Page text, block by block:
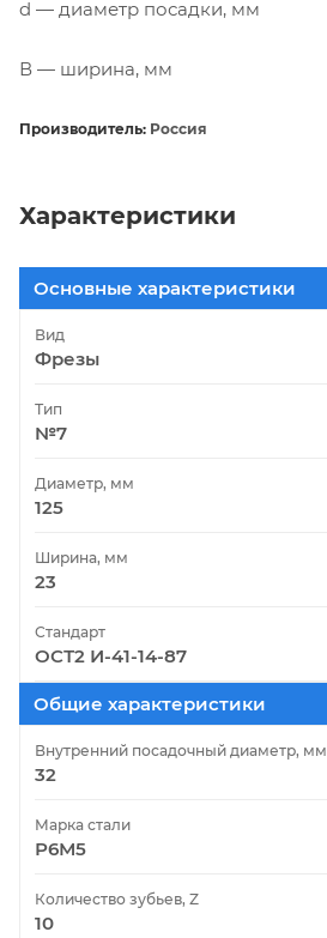
d — диаметр посадки, мм
В — ширина, мм
Производитель: Россия
Характеристики
Основные характеристики
Вид
Фрезы
Тип
№7
Диаметр, мм
125
Ширина, мм
23
Стандарт
ОСТ2 И-41-14-87
Общие характеристики
Внутренний посадочный диаметр, мм
32
Марка стали
Р6М5
Количество зубьев, Z
10